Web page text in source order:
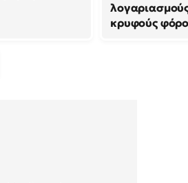
κρυφούς